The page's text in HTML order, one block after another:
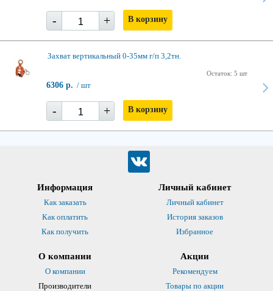
- + В корзину
Захват вертикальный 0-35мм г/п 3,2тн.
Остаток: 5 шт
6306 р. / шт
- + В корзину
Информация
Как заказать
Как оплатить
Как получить
Личный кабинет
Личный кабинет
История заказов
Избранное
О компании
О компании
Производители
Акции
Рекомендуем
Товары по акции